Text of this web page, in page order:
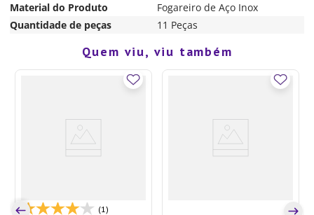
Material do Produto
Fogareiro de Aço Inox
Quantidade de peças
11 Peças
Quem viu, viu também
(1)